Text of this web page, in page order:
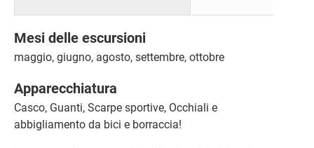
Mesi delle escursioni
maggio, giugno, agosto, settembre, ottobre
Apparecchiatura
Casco, Guanti, Scarpe sportive, Occhiali e
abbigliamento da bici e borraccia!